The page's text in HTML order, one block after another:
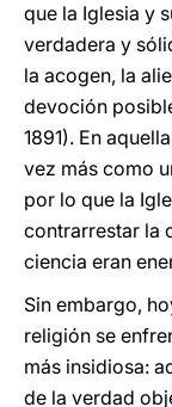
que la Iglesia y
verdadera y
la acogen, la
devoción
1891). En
vez más como
por lo que la
contrarrestar la
ciencia eran
Sin embargo,
religión se
más insidiosa:
de la verdad